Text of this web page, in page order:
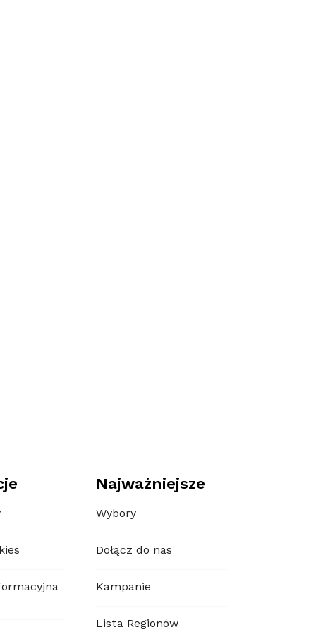
Najważniejsze
Wybory
Dołącz do nas
Kampanie
Lista Regionów